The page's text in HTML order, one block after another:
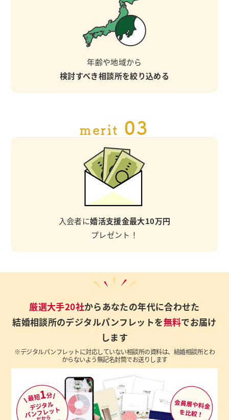
年齢や地域から
検討すべき相談所を絞り込める
merit 03
入会者に婚活支援金最大10万円
プレゼント！
厳選大手20社からあなたの年代に合わせた
結婚相談所のデジタルパンフレットを無料でお届け
します
※デジタルパンフレットに対応していない相談所の資料は、結婚相談所とわ
からないよう無記名封筒でお送りします